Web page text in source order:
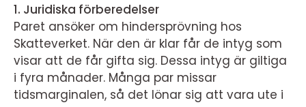
1. Juridiska förberedelser
Paret ansöker om hindersprövning hos
Skatteverket. När den är klar får de intyg som
visar att de får gifta sig. Dessa intyg är giltiga
i fyra månader. Många par missar
tidsmarginalen, så det lönar sig att vara ute i